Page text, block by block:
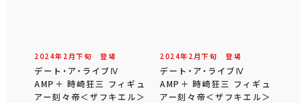
2024年 2 月下旬 登場
デート・ア・ライブⅣ
AMP＋ 時崎狂三 フィギュ
アー刻々帝＜ザフキエル＞
2024年 2 月下旬 登場
デート・ア・ライブⅣ
AMP＋ 時崎狂三 フィギュ
アー刻々帝＜ザフキエル＞